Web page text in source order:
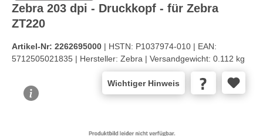
Zebra 203 dpi - Druckkopf - für Zebra
ZT220
Artikel-Nr: 2262695000 | HSTN: P1037974-010 | EAN:
5712505021835 | Hersteller: Zebra | Versandgewicht: 0.112 kg
Wichtiger Hinweis